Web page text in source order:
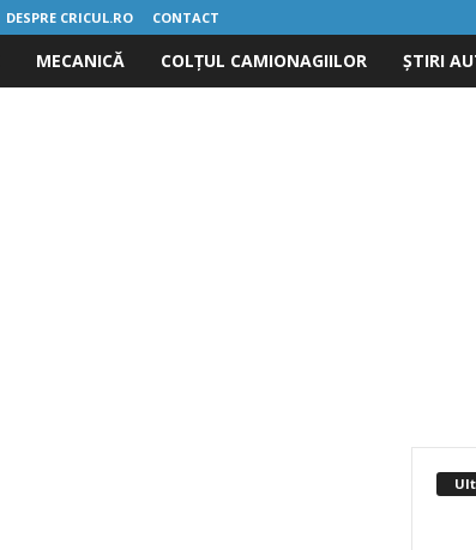
DESPRE CRICUL.RO CONTACT
MECANICĂ COLȚUL CAMIONAGIILOR ȘTIRI